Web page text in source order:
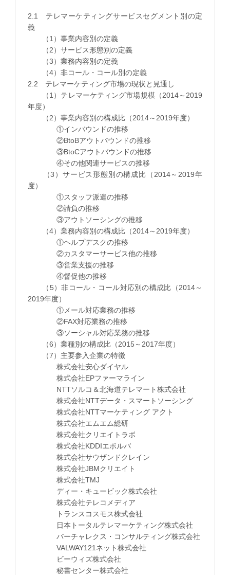
2.1 テレマーケティングサービスセグメント別の定
義
（1）事業内容別の定義
（2）サービス形態別の定義
（3）業務内容別の定義
（4）非コール・コール別の定義
2.2 テレマーケティング市場の現状と見通し
（1）テレマーケティング市場規模（2014～2019
年度）
（2）事業内容別の構成比（2014～2019年度）
①インバウンドの推移
②BtoBアウトバウンドの推移
③BtoCアウトバウンドの推移
④その他関連サービスの推移
（3）サービス形態別の構成比（2014～2019年
度）
①スタッフ派遣の推移
②請負の推移
③アウトソーシングの推移
（4）業務内容別の構成比（2014～2019年度）
①ヘルプデスクの推移
②カスタマーサービス他の推移
③営業支援の推移
④督促他の推移
（5）非コール・コール対応別の構成比（2014～
2019年度）
①メール対応業務の推移
②FAX対応業務の推移
③ソーシャル対応業務の推移
（6）業種別の構成比（2015～2017年度）
（7）主要参入企業の特徴
株式会社安心ダイヤル
株式会社EPファーマライン
NTTソルコ＆北海道テレマート株式会社
株式会社NTTデータ・スマートソーシング
株式会社NTTマーケティング アクト
株式会社エムエム総研
株式会社クリエイトラボ
株式会社KDDIエボルバ
株式会社サウザンドクレイン
株式会社JBMクリエイト
株式会社TMJ
ディー・キュービック株式会社
株式会社テレコメディア
トランスコスモス株式会社
日本トータルテレマーケティング株式会社
バーチャレクス・コンサルティング株式会社
VALWAY121ネット株式会社
ビーウィズ株式会社
秘書センター株式会社